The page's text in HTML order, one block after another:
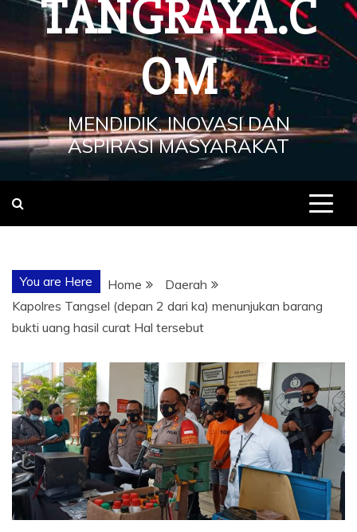
TANGRAYA.C
OM
MENDIDIK, INOVASI DAN
ASPIRASI MASYARAKAT
You are Here Home
Daerah
Kapolres Tangsel (depan 2 dari ka) menunjukan barang
bukti uang hasil curat Hal tersebut